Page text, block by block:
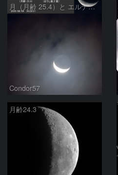
月（月齢 25.4）と エルナト（おうし座β星）
Condor57
月齢24.3